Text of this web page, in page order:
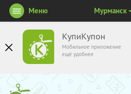
КупиКупон
Мобильное приложение
ещё удобнее
Меню Мурманск